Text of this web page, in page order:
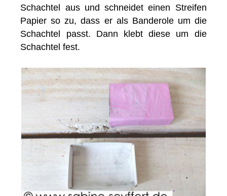
Schachtel aus und schneidet einen Streifen
Papier so zu, dass er als Banderole um die
Schachtel passt. Dann klebt diese um die
Schachtel fest.